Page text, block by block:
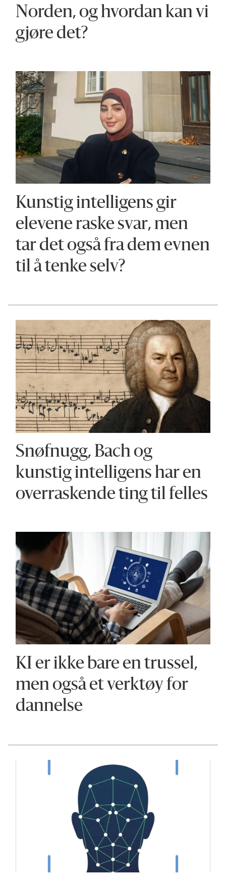
Norden, og hvordan kan vi
gjøre det?
Kunstig intelligens gir
elevene raske svar, men
tar det også fra dem evnen
til å tenke selv?
Snøfnugg, Bach og
kunstig intelligens har en
overraskende ting til felles
KI er ikke bare en trussel,
men også et verktøy for
dannelse